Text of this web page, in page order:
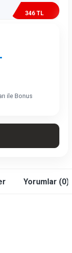
346 TL
ile Bonus
Yorumlar (0)